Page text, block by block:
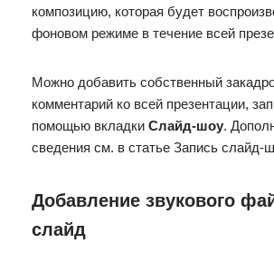
композицию, которая будет
фоновом режиме в течение всей
Можно добавить собственный
комментарий ко всей презентации,
помощью вкладки Слайд-шоу.
сведения см. в статье Запись слайд-
Добавление звукового
слайд